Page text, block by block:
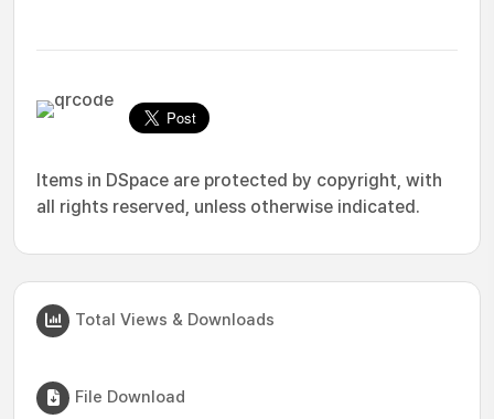
Items in DSpace are protected by copyright, with
all rights reserved, unless otherwise indicated.
Total Views & Downloads
File Download